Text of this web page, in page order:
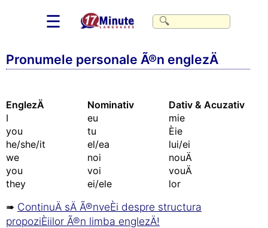
☰
Pronumele personale Ã®n englezÄ
EnglezÄ Nominativ
Dativ & Acuzativ
I
eu
mie
you
tu
Èie
he/she/it
el/ea
lui/ei
we
noi
nouÄ
you
voi
vouÄ
they
ei/ele lor
➠ ContinuÄ sÄ Ã®nveÈi despre structura
propoziÈiilor Ã®n limba englezÄ!